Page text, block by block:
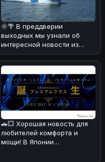
🌞🌴 В преддверии
выходных мы узнали об
интересной новости из
Японии! 🚗💦 Компания Fuji
Quick Bus з
🚗💥 Хорошая новость для
любителей комфорта и
мощи! В Японии